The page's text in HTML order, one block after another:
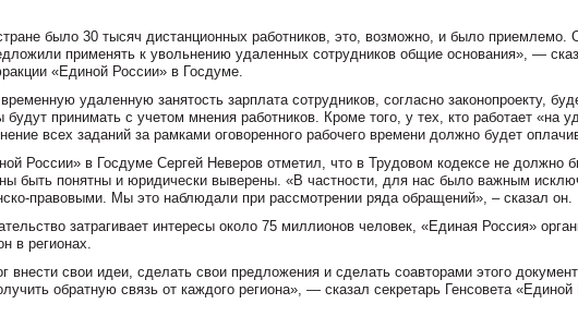
было 30 тысяч дистанционных работников, это, возможно, и было приемлемо.
применять к увольнению удаленных сотрудников общие основания», —
«Единой России» в Госдуме.
удаленную занятость зарплата сотрудников, согласно законопроекту,
принимать с учетом мнения работников. Кроме того, у тех, кто работает «на
всех заданий за рамками оговоренного рабочего времени должно будет
России» в Госдуме Сергей Неверов отметил, что в Трудовом кодексе не должно
быть понятны и юридически выверены. «В частности, для нас было важным
правовыми. Мы это наблюдали при рассмотрении ряда обращений», – сказал он.
затрагивает интересы около 75 миллионов человек, «Единая Россия»
в регионах.
свои идеи, сделать свои предложения и сделать соавторами этого
обратную связь от каждого региона», — сказал секретарь Генсовета